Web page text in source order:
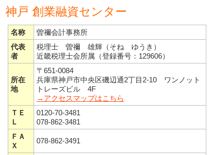
神戸 創業融資センター
名称
曽禰会計事務所
代表
者
税理士 曽禰 雄輝（そね ゆうき）
近畿税理士会所属（登録番号：129606）
所在
地
〒651-0084
兵庫県神戸市中央区磯辺通2丁目2-10 ワンノット
トレーズビル 4F
→アクセスマップはこちら
ＴＥ
Ｌ
0120-70-3481
078-862-3481
ＦＡ
Ｘ
078-862-3491